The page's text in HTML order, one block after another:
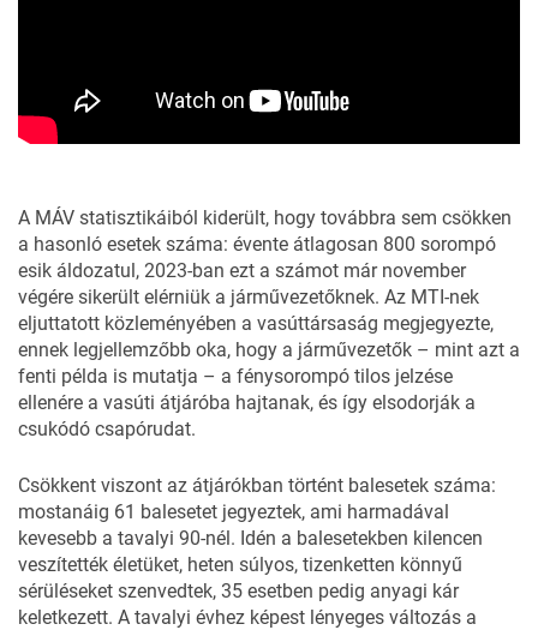
A MÁV statisztikáiból kiderült, hogy továbbra sem csökken
a hasonló esetek száma: évente átlagosan 800 sorompó
esik áldozatul, 2023-ban ezt a számot már november
végére sikerült elérniük a járművezetőknek. Az MTI-nek
eljuttatott közleményében a vasúttársaság megjegyezte,
ennek legjellemzőbb oka, hogy a járművezetők – mint azt a
fenti példa is mutatja – a fénysorompó tilos jelzése
ellenére a vasúti átjáróba hajtanak, és így elsodorják a
csukódó csapórudat.
Csökkent viszont az átjárókban történt balesetek száma:
mostanáig 61 balesetet jegyeztek, ami harmadával
kevesebb a tavalyi 90-nél. Idén a balesetekben kilencen
veszítették életüket, heten súlyos, tizenketten könnyű
sérüléseket szenvedtek, 35 esetben pedig anyagi kár
keletkezett. A tavalyi évhez képest lényeges változás a